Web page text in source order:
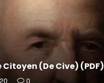
Citoyen (De Cive) (PDF)
0